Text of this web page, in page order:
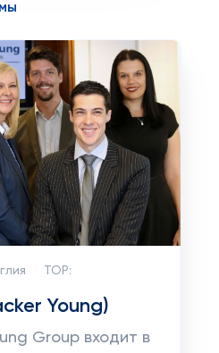
TOP:
Young)
Group входит в